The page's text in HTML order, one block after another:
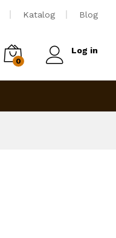
Katalog Blog
0
Log in
ke keranjang